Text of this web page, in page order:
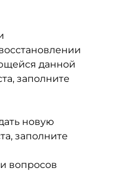
данной
заполните
новую
заполните
вопросов